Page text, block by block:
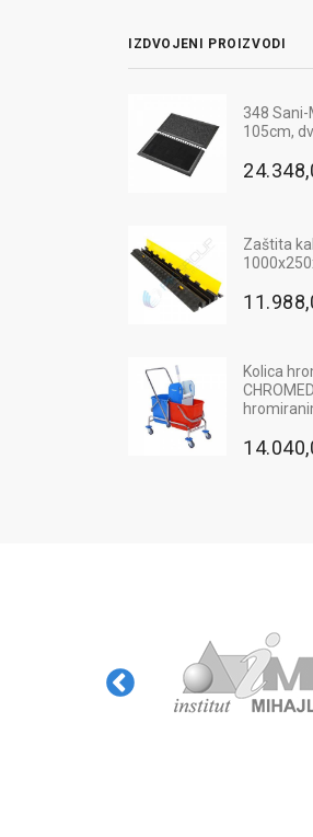
IZDVOJENI PROIZVODI
348
105cm,
Zaštita
Kolica
plava